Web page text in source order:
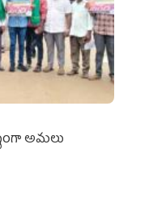
అమలు